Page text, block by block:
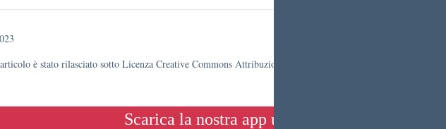
è stato rilasciato sotto Licenza Creative Commons Attribuzione 4.0 Italia.
Scarica la nostra app ufficiale su: